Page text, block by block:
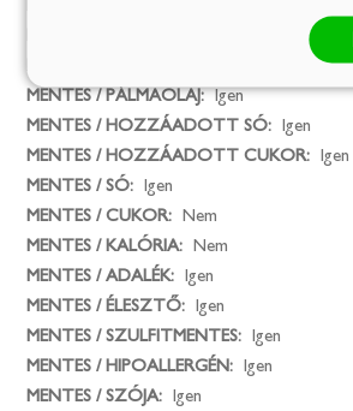
MENTES / PÁLMAOLAJ: Igen
MENTES / HOZZÁADOTT SÓ:
Igen
MENTES / HOZZÁADOTT CUKOR:
Igen
MENTES / SÓ:
Igen
MENTES / CUKOR:
Nem
MENTES / KALÓRIA:
Nem
MENTES / ADALÉK:
Igen
MENTES / ÉLESZTŐ:
Igen
MENTES / SZULFITMENTES:
Igen
MENTES / HIPOALLERGÉN:
Igen
MENTES / SZÓJA:
Igen